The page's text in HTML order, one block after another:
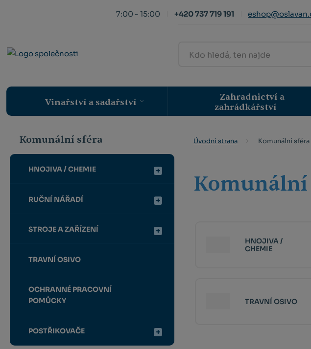
7:00 - 15:00 +420 737 719 191
hledá,
Vinařství a sadařství
Zahradnictví a
zahrádkářství
Úvodní strana Komunální sféra
Komunální
HNOJIVA /
CHEMIE
TRAVNÍ OSIVO
Komunální sféra
HNOJIVA / CHEMIE
RUČNÍ NÁŘADÍ
STROJE A ZAŘÍZENÍ
TRAVNÍ OSIVO
OCHRANNÉ PRACOVNÍ
POMŮCKY
POSTŘIKOVAČE